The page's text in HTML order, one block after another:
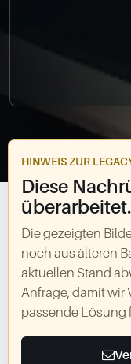
HINWEIS ZUR
Diese
überarbeitet.
Die gezeigten
noch aus älteren
aktuellen Stand
Anfrage, damit wir
passende Lösung